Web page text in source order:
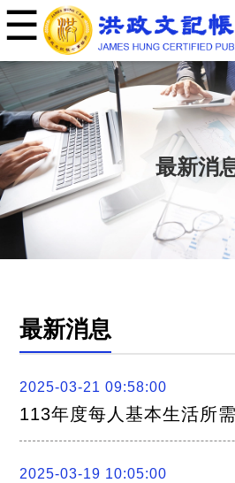
☰
×
務
所
簡
介
最
新
消
息
稅
務
法
服
最新消
最新消息
2025-03-21 09:58:00
113年度每人基本生活所
2025-03-19 10:05:00